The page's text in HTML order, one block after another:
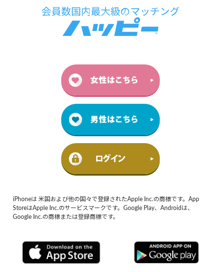
iPhoneは 米国および他の国々で登録されたApple Inc.の商標です。App
StoreはApple Inc.のサービスマークです。Google Play、Androidは、
Google Inc.の商標または登録商標です。